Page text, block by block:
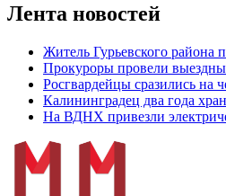
Лента новостей
Житель Гурьевского района
Прокуроры провели
Росгвардейцы сразились на
Калининградец два года
На ВДНХ привезли